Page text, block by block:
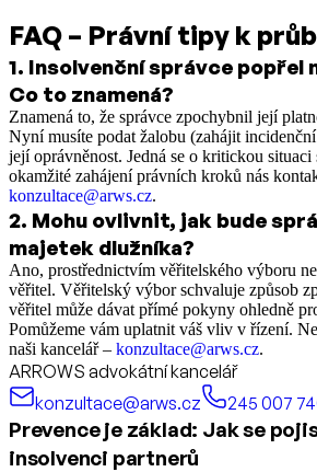
FAQ – Právní tipy k
1. Insolvenční správce popřel
Co to znamená?
Znamená to, že správce zpochybnil její
Nyní musíte podat žalobu (zahájit
její oprávněnost. Jedná se o kritickou
okamžité zahájení právních kroků nás
konzultace@arws.cz.
2. Mohu ovlivnit, jak bude
majetek dlužníka?
Ano, prostřednictvím věřitelského výboru
věřitel. Věřitelský výbor schvaluje způsob
věřitel může dávat přímé pokyny ohledně
Pomůžeme vám uplatnit váš vliv v řízení.
naši kancelář – konzultace@arws.cz.
ARROWS advokátní kancelář
konzultace@arws.cz
245 007
Prevence je základ: Jak se
insolvenci partnerů